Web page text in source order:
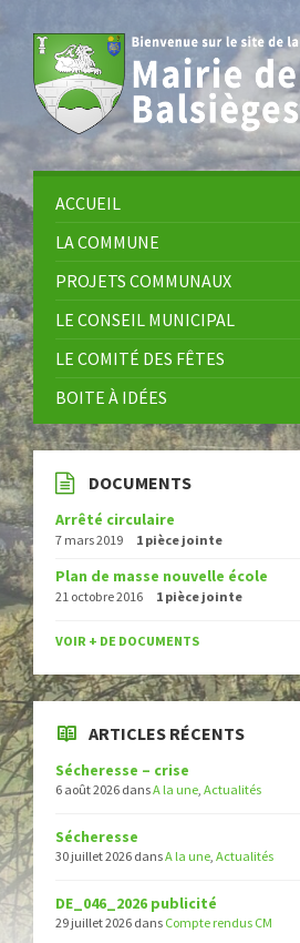
content
footer
ACCUEIL
LA COMMUNE
PROJETS COMMUNAUX
LE CONSEIL MUNICIPAL
LE COMITÉ DES FÊTES
BOITE À IDÉES
DOCUMENTS
Arrêté circulaire
7 mars 2019 1 pièce jointe
Plan de masse nouvelle école
21 octobre 2016 1 pièce jointe
VOIR + DE DOCUMENTS
ARTICLES RÉCENTS
Sécheresse – crise
6 août 2026 dansA la une Actualités
Sécheresse
30 juillet 2026 dansA la une Actualités
DE_046_2026 publicité
29 juillet 2026 dans Compte rendus CM